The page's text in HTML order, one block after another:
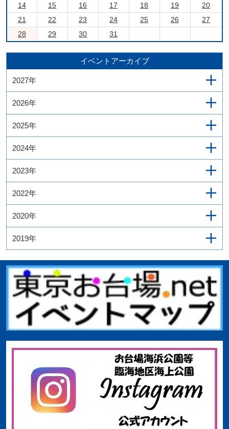
14
15 16 17 18 19
20
21
22 23 24 25 26
27
28
29 30 31
イベントアーカイブ
2027年
2026年
2025年
2024年
2023年
2022年
2020年
2019年